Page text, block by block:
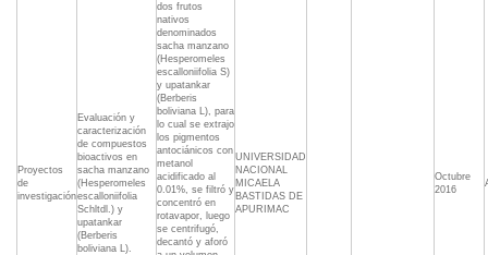
Proyectos
de
investigación
Evaluación y
caracterización
de compuestos
bioactivos en
sacha manzano
(Hesperomeles
escalloniifolia
Schltdl.) y
upatankar
(Berberis
boliviana L).
dos frutos
nativos
denominados
sacha manzano
(Hesperomeles
escalloniifolia S)
y upatankar
(Berberis
boliviana L), para
lo cual se extrajo
los pigmentos
antociánicos con
metanol
acidificado al
0.01%, se filtró y
concentró en
rotavapor, luego
se centrifugó,
decantó y aforó
UNIVERSIDAD
NACIONAL
MICAELA
BASTIDAS DE
APURIMAC
Octubre
2016